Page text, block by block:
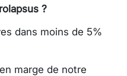
?
dans moins de 5%
marge de notre